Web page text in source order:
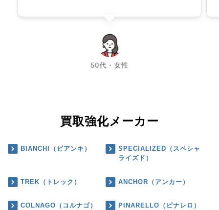
50代・女性
chevron_left chevron_right
買取強化メーカー
BIANCHI（ビアンキ）
SPECIALIZED（スペシャ
ライズド）
TREK（トレック） ANCHOR（アンカー）
COLNAGO（コルナゴ） PINARELLO（ピナレロ）